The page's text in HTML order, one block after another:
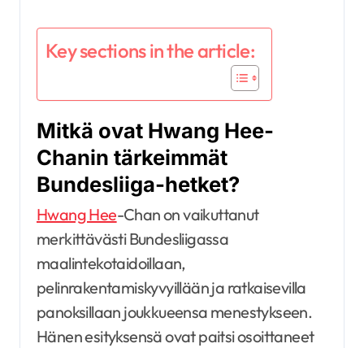
Key sections in the article:
Mitkä ovat Hwang Hee-
Chanin tärkeimmät
Bundesliiga-hetket?
Hwang Hee-Chan on vaikuttanut
merkittävästi Bundesliigassa
maalintekotaidoillaan,
pelinrakentamiskyvyillään ja ratkaisevilla
panoksillaan joukkueensa menestykseen.
Hänen esityksensä ovat paitsi osoittaneet